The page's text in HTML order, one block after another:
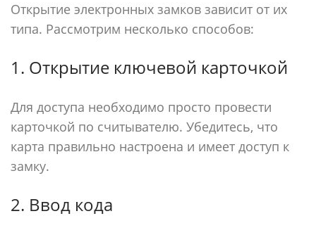
Открытие электронных замков зависит от их
типа. Рассмотрим несколько способов:
1. Открытие ключевой карточкой
Для доступа необходимо просто провести
карточкой по считывателю. Убедитесь, что
карта правильно настроена и имеет доступ к
замку.
2. Ввод кода